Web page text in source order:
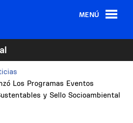
MENÚ
Los Programas Eventos
y Sello Socioambiental